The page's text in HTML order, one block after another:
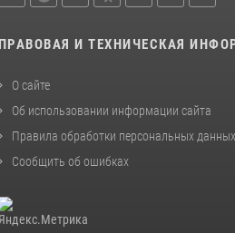
ПРАВОВАЯ И ТЕХНИЧЕСКАЯ
О сайте
Об использовании информации сайта
Правила обработки персональных данных
Сообщить об ошибках